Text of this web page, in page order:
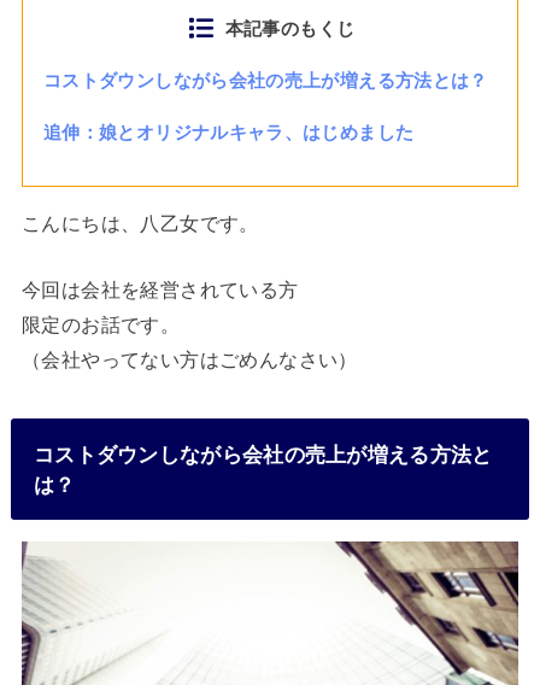
本記事のもくじ
コストダウンしながら会社の売上が増える方法とは？
追伸：娘とオリジナルキャラ、はじめました
こんにちは、八乙女です。
今回は会社を経営されている方
限定のお話です。
（会社やってない方はごめんなさい）
コストダウンしながら会社の売上が増える方法と
は？